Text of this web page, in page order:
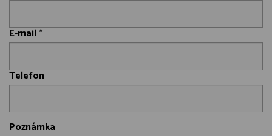
E-mail *
Telefon
Poznámka